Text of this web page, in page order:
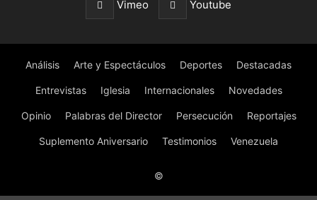
Vimeo Youtube
Análisis Arte y Espectáculos Deportes Destacadas
Entrevistas Iglesia Internacionales Novedades
Opinio Palabras del Director Persecución Reportajes
Suplemento Aniversario Testimonios Venezuela
©